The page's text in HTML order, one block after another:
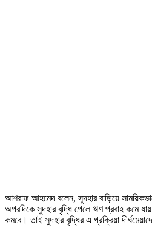
আশরাফ আহমেদ বলেন, সুদহার বাড়িয়ে
অপরদিকে সুদহার বৃদ্ধি পেলে ঋণ প্রবাহ কমে
কমবে। তাই সুদহার বৃদ্ধির এ প্রক্রিয়া